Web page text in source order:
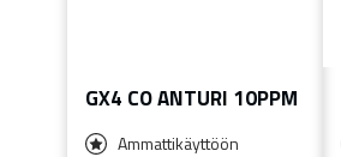
GX4 CO ANTURI 10PPM
Ammattikäyttöön